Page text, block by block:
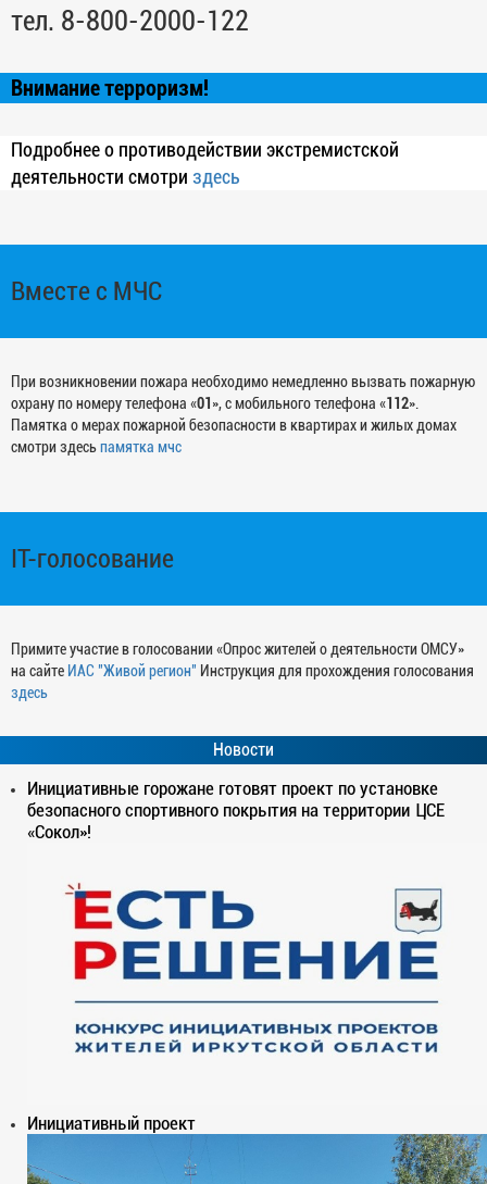
тел. 8-800-2000-122
Внимание терроризм!
Подробнее о противодействии экстремистской
деятельности смотри здесь
Вместе с МЧС
При возникновении пожара необходимо немедленно вызвать пожарную
охрану по номеру телефона «01 », с мобильного телефона «112».
Памятка о мерах пожарной безопасности в квартирах и жилых домах
смотри здесьпамятка мчс
IT-голосование
Примите участие в голосовании «Опрос жителей о деятельности ОМСУ»
на сайте ИАС "Живой регион" Инструкция для прохождения голосования
здесь
Новости
Инициативные горожане готовят проект по установке
безопасного спортивного покрытия на территории ЦСЕ
«Сокол»!
Инициативный проект